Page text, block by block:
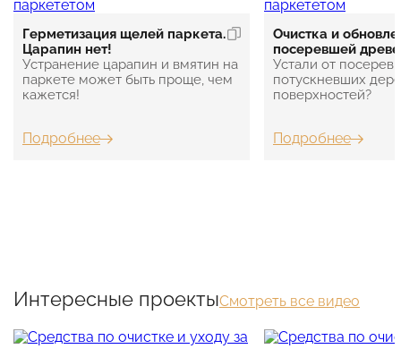
Герметизация щелей паркета.
Царапин нет!
Устранение царапин и вмятин на
паркете может быть проще, чем
кажется!
Подробнее
Очистка и
посеревшей
Устали от
потускневших
поверхностей?
Подробнее
Интересные проектыСмотреть все видео